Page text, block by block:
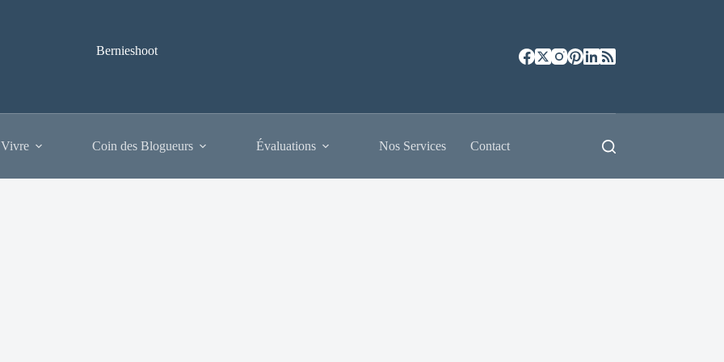
Bernieshoot
Coin des Blogueurs Évaluations Nos Services Contact